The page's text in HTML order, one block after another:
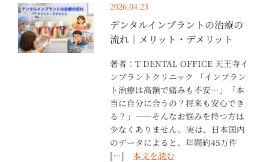
2026.04.23
デンタルインプラントの治療の
流れ｜メリット・デメリット
著者：T DENTAL OFFICE 天王寺イ
ンプラントクリニック 「インプラン
ト治療は高額で痛みも不安…」「本
当に自分に合うの？将来も安心でき
る？」——そんなお悩みを持つ方は
少なくありません。実は、日本国内
のデータによると、年間約45万件
[…] 本文を読む